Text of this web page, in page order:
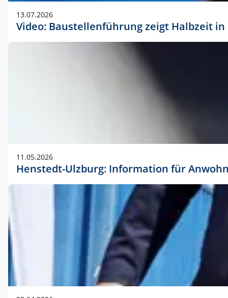
13.07.2026
Video: Baustellenführung zeigt Halbzeit
11.05.2026
Henstedt-Ulzburg: Information für